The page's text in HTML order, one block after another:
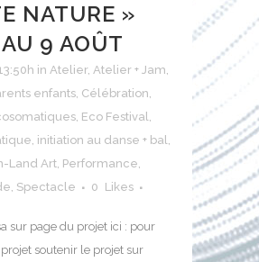
NATURE »
9 AOÛT
in Atelier, Atelier + Jam,
enfants, Célébration,
, Eco Festival,
, initiation au danse + bal,
Land Art, Performance,
, Spectacle 0 Likes
sur page du projet ici : pour
soutenir le projet sur